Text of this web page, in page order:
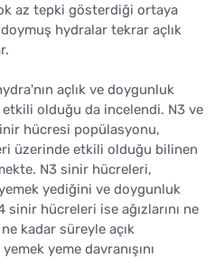
az tepki gösterdiği ortaya
hydralar tekrar açlık
açlık ve doygunluk
etkili olduğu da incelendi. N3 ve
hücresi popülasyonu,
üzerinde etkili olduğu bilinen
N3 sinir hücreleri,
yediğini ve doygunluk
hücreleri ise ağızlarını ne
kadar süreyle açık
yeme davranışını